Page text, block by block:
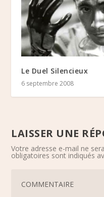
Le Duel Silencieux
6 septembre 2008
LAISSER UNE
Votre adresse e-mail ne
obligatoires sont indiqués